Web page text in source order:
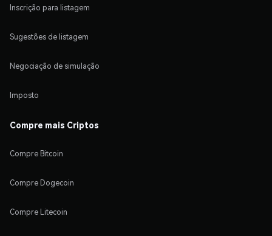
Inscrição para listagem
Sugestões de listagem
Negociação de simulação
Imposto
Compre mais Criptos
Compre Bitcoin
Compre Dogecoin
Compre Litecoin